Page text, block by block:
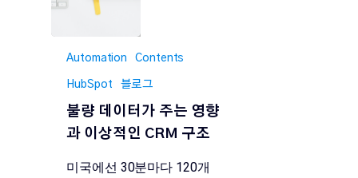
Automation Contents
HubSpot 블로그
불량 데이터가 주는 영향
과 이상적인 CRM 구조
미국에선 30분마다 120개